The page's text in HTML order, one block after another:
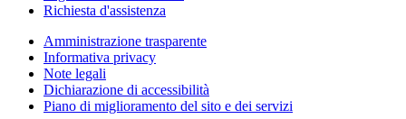
Richiesta d'assistenza
Amministrazione trasparente
Informativa privacy
Note legali
Dichiarazione di accessibilità
Piano di miglioramento del sito e dei servizi